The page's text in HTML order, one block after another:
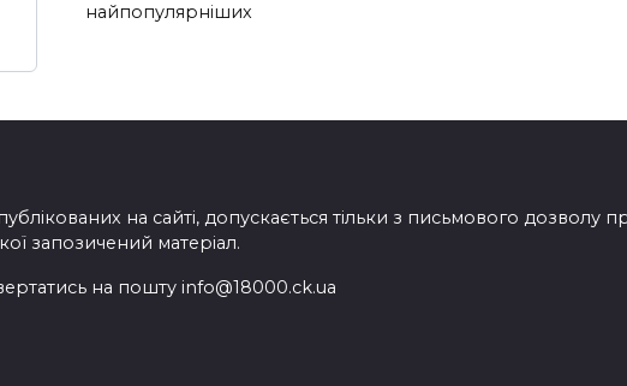
найпопулярніших
на сайті, допускається тільки з письмового
запозичений матеріал.
на пошту info@18000.ck.ua